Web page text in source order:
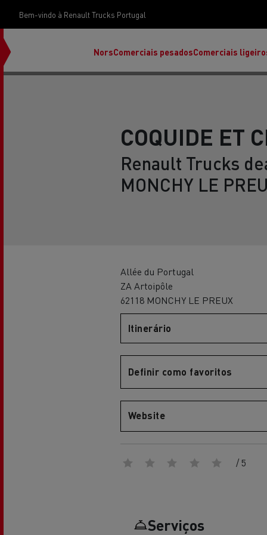
Bem-vindo à Renault Trucks Portugal
NorsComerciais pesados
A nossa gama de gasóleo
Comerciais
Renault Trucks Master Red EDITION
Renault Trucks Trafic Red EDITION
A nossa oferta 360° toda
eléctrica
Vantagens da mobilidade
elétrica para camiões
A nossa visão
RENAULT TRUCKS REDUZEM
COQUIDE ET
Renault Trucks
MONCHY LE
Allée du Portugal
ZA Artoipôle
62118 MONCHY LE PREUX
Itinerário
Definir como favoritos
Website
/ 5
Serviços